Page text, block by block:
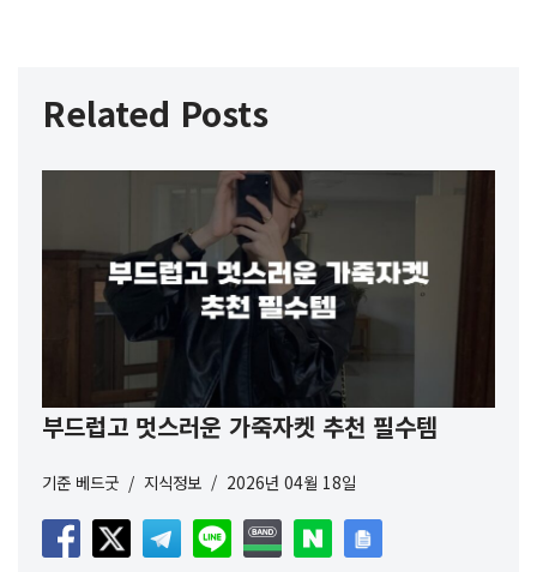
Related Posts
부드럽고 멋스러운 가죽자켓 추천 필수템
기준 베드굿 지식정보 2026년 04월 18일